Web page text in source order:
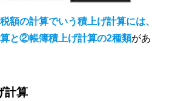
額の計算でいう積上げ計算には、
と②帳簿積上げ計算の2種類があ
計算